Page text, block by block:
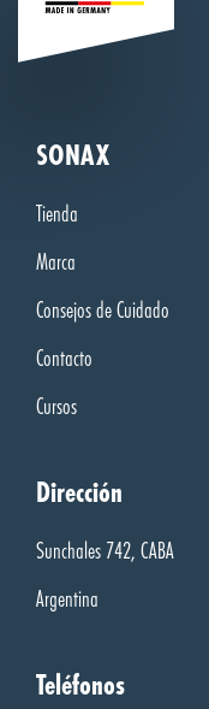
SONAX
Tienda
Marca
Consejos de Cuidado
Contacto
Cursos
Dirección
Sunchales 742, CABA
Argentina
Teléfonos